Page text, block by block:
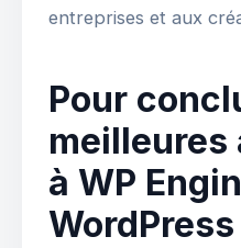
entreprises et aux
Pour
à WP
WordPress